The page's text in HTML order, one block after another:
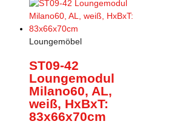
Loungemöbel
ST09-42
Loungemodul
Milano60, AL,
weiß, HxBxT:
83x66x70cm